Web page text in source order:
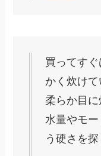
買ってす
かく炊け
柔らか目に
水量やモ
う硬さを探